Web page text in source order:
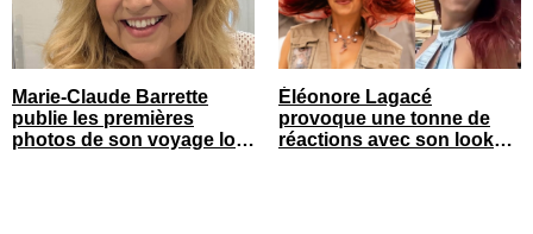
Marie-Claude Barrette
publie les premières
photos de son voyage loin
Éléonore Lagacé
provoque une tonne de
réactions avec son look